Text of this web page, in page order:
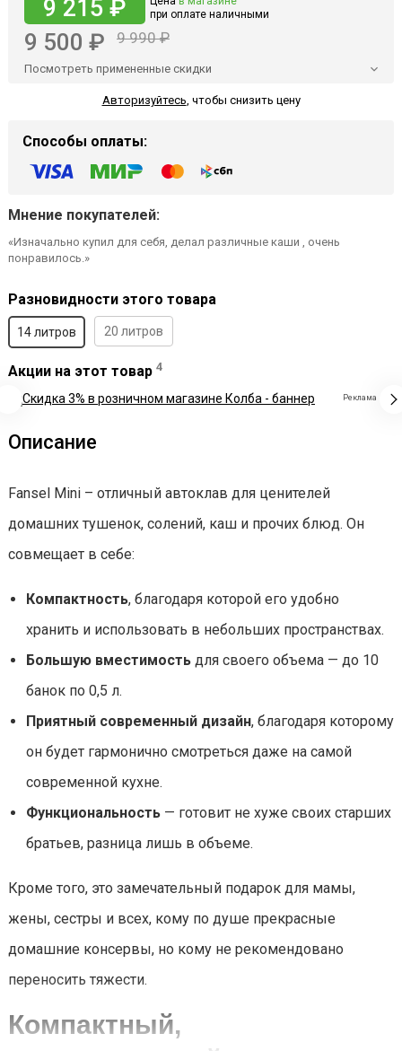
9 215 ₽
при оплате наличными
9 500 ₽ 9 990 ₽
Посмотреть примененные скидки
Авторизуйтесь чтобы снизить цену
Способы оплаты:
Мнение покупателей:
«Изначально купил для себя, делал различные каши , очень
понравилось.»
Разновидности этого товара
14 литров 20 литров
Акции на этот товар 4
Реклама
Описание
Fansel Mini – отличный автоклав для ценителей
домашних тушенок, солений, каш и прочих блюд. Он
совмещает в себе:
Компактность, благодаря которой его удобно
хранить и использовать в небольших пространствах.
Большую вместимость для своего объема — до 10
банок по 0,5 л.
Приятный современный дизайн, благодаря которому
он будет гармонично смотреться даже на самой
современной кухне.
Функциональность — готовит не хуже своих старших
братьев, разница лишь в объеме.
Кроме того, это замечательный подарок для мамы,
жены, сестры и всех, кому по душе прекрасные
домашние консервы, но кому не рекомендовано
переносить тяжести.
Компактный,